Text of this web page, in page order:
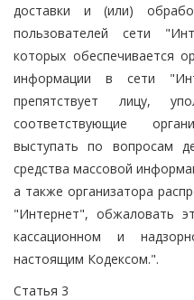
доставки и (или)
пользователей сети
которых обеспечивается
информации в сети
препятствует лицу,
соответствующие
выступать по вопросам
средства массовой
а также организатора
"Интернет", обжаловать
кассационном и
настоящим Кодексом.".
Статья 3